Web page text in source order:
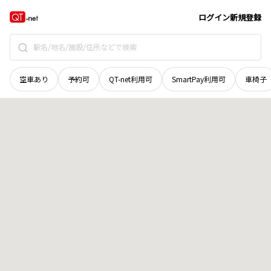
ログイン新規登録
空車あり 予約可 QT-net利用可 SmartPay利用可 車椅子
和歌山県